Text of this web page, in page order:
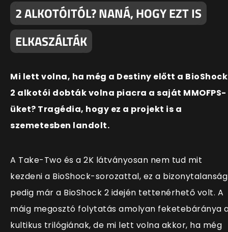
2 ALKOTÓITÓL? NANÁ, HOGY EZT IS
ELKASZÁLTÁK
Mi lett volna, ha még a Destiny előtt a BioShock
2 alkotói dobták volna piacra a saját MMOFPS-
üket? Tragédia, hogy ez a projekt is a
szemetesben landolt.
A Take-Two és a 2K látványosan nem tud mit
kezdeni a BioShock-sorozattal, ez a bizonytalanság
pedig már a BioShock 2 idején tettenérhető volt. A
máig megosztó folytatás amolyan feketebáránya
kultikus trilógiának, de mi lett volna akkor, ha még